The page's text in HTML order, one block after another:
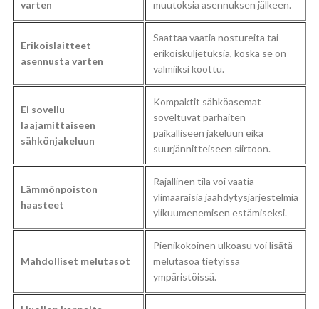
varten
muutoksia asennuksen jälkeen.
Erikoislaitteet
asennusta varten
Saattaa vaatia nostureita tai
erikoiskuljetuksia, koska se on
valmiiksi koottu.
Ei sovellu
laajamittaiseen
sähkönjakeluun
Kompaktit sähköasemat
soveltuvat parhaiten
paikalliseen jakeluun eikä
suurjännitteiseen siirtoon.
Lämmönpoiston
haasteet
Rajallinen tila voi vaatia
ylimääräisiä jäähdytysjärjestelmiä
ylikuumenemisen estämiseksi.
Mahdolliset melutasot
Pienikokoinen ulkoasu voi lisätä
melutasoa tietyissä
ympäristöissä.